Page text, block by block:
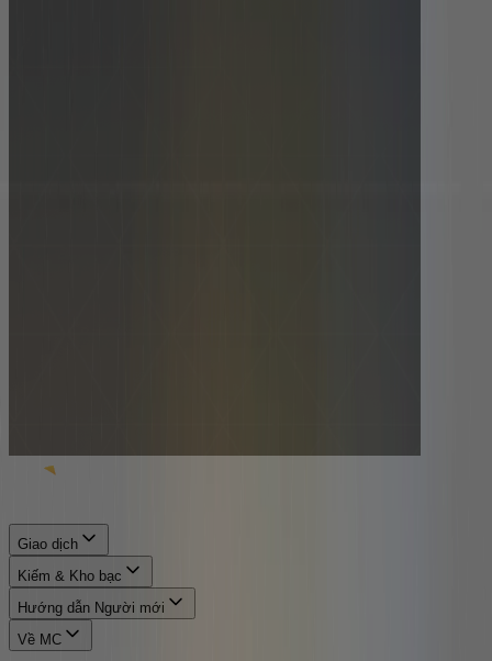
Giao dịch
Kiếm & Kho bạc
Hướng dẫn Người mới
Về MC